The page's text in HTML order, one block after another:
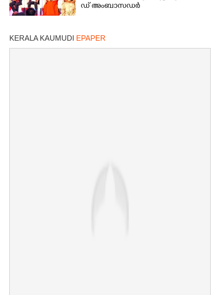
ഡ് ​അം​ബാ​സ​ഡ​ർ
KERALA KAUMUDI EPAPER